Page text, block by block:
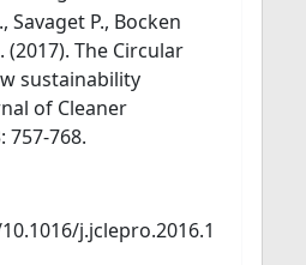
Savaget P., Bocken
(2017). The Circular
sustainability
of Cleaner
757-768.
j.jclepro.2016.1